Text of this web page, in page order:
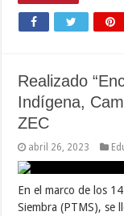
Realizado
Indígena,
ZEC
abril 26, 2023
En el marco de los
Siembra (PTMS), se